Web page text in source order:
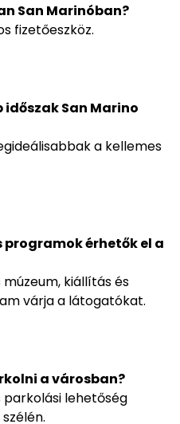
San Marinóban?
fizetőeszköz.
időszak San Marino
a kellemes
programok érhetők el a
kiállítás és
várja a látogatókat.
a városban?
parkolási lehetőség